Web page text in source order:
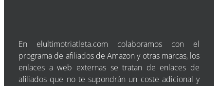
En elultimotriatleta.com colaboramos con el
programa de afiliados de Amazon y otras marcas, los
enlaces a web externas se tratan de enlaces de
afiliados que no te supondrán un coste adicional y